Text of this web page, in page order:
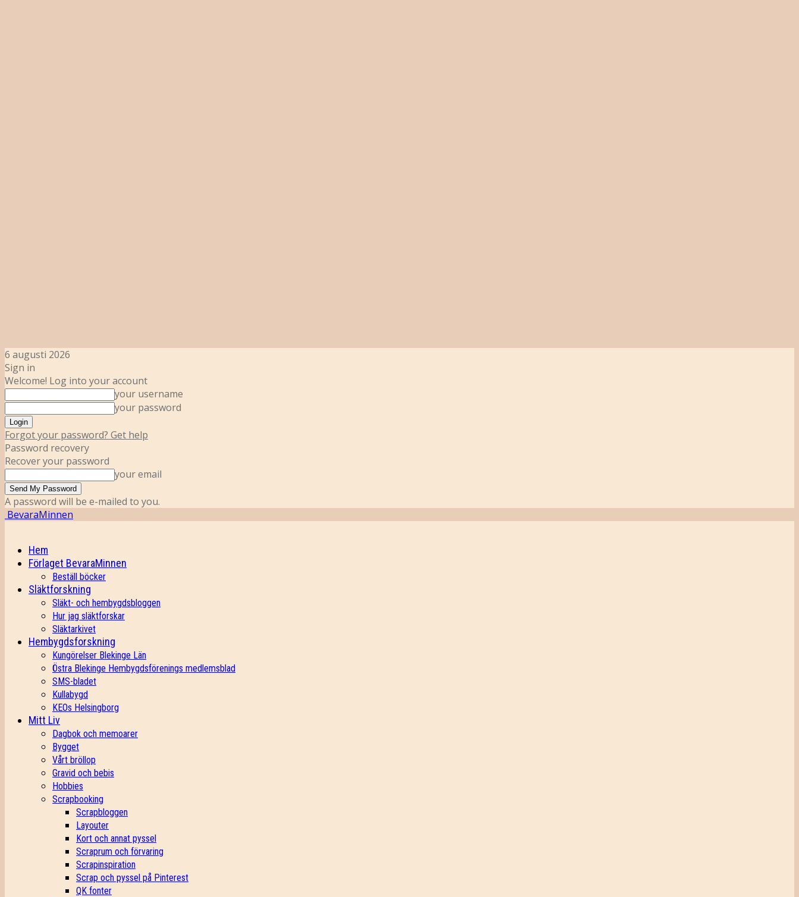
6 augusti 2026
Sign in
Welcome! Log into your account
your username
your password
Forgot your password? Get help
Password recovery
Recover your password
your email
A password will be e-mailed to you.
BevaraMinnen
Hem
Förlaget BevaraMinnen
Beställ böcker
Släktforskning
Släkt- och hembygdsbloggen
Hur jag släktforskar
Släktarkivet
Hembygdsforskning
Kungörelser Blekinge Län
Östra Blekinge Hembygdsförenings medlemsblad
SMS-bladet
Kullabygd
KEOs Helsingborg
Mitt Liv
Dagbok och memoarer
Bygget
Vårt bröllop
Gravid och bebis
Hobbies
Scrapbooking
Scrapbloggen
Layouter
Kort och annat pyssel
Scraprum och förvaring
Scrapinspiration
Scrap och pyssel på Pinterest
QK fonter